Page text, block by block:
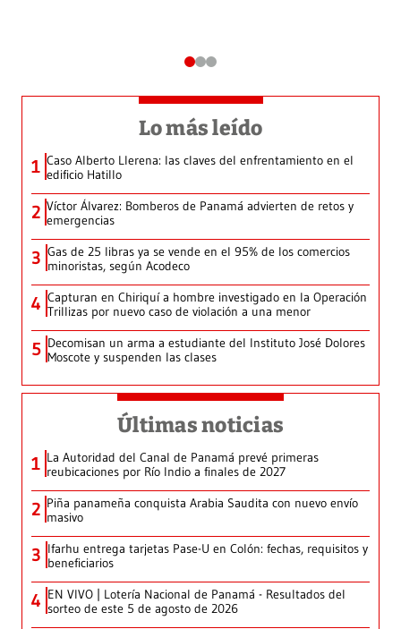
Lo más leído
1 Caso Alberto Llerena: las claves del enfrentamiento en el
edificio Hatillo
2 Víctor Álvarez: Bomberos de Panamá advierten de retos y
emergencias
3 Gas de 25 libras ya se vende en el 95% de los comercios
minoristas, según Acodeco
4 Capturan en Chiriquí a hombre investigado en la Operación
Trillizas por nuevo caso de violación a una menor
5 Decomisan un arma a estudiante del Instituto José Dolores
Moscote y suspenden las clases
Últimas noticias
1 La Autoridad del Canal de Panamá prevé primeras
reubicaciones por Río Indio a finales de 2027
2 Piña panameña conquista Arabia Saudita con nuevo envío
masivo
3 Ifarhu entrega tarjetas Pase-U en Colón: fechas, requisitos y
beneficiarios
4 EN VIVO | Lotería Nacional de Panamá - Resultados del
sorteo de este 5 de agosto de 2026